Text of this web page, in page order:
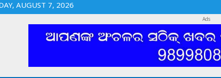
AUGUST 7, 2026
Ads